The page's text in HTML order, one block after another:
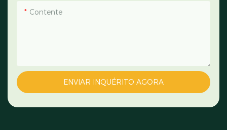
Contente
ENVIAR INQUÉRITO AGORA